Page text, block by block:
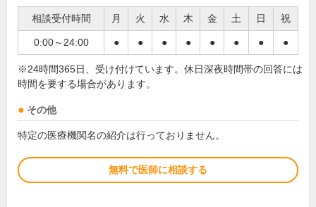
相談受付時間 月 火 水 木 金 土 日 祝
0:00～24:00 ● ● ● ● ● ● ● ●
※24時間365日、受け付けています。休日深夜時間帯の回答には
時間を要する場合があります。
その他
特定の医療機関名の紹介は行っておりません。
無料で医師に相談する